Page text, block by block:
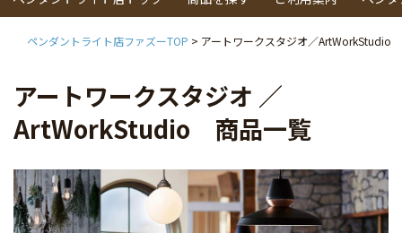
ペンダントライト店ファズーTOP アートワークスタジオ／ArtWorkStudio
アートワークスタジオ ／
ArtWorkStudio 商品一覧